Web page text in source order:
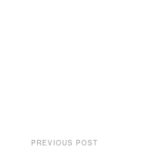
PREVIOUS POST